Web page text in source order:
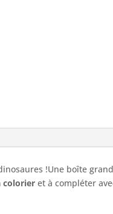
!Une boîte
colorier et à compléter